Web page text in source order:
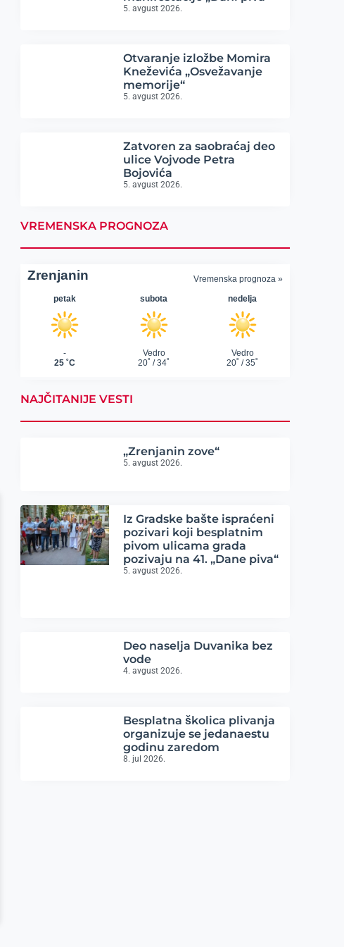
5. avgust 2026.
Otvaranje izložbe Momira
Kneževića „Osvežavanje
memorije“
5. avgust 2026.
Zatvoren za saobraćaj deo
ulice Vojvode Petra
Bojovića
5. avgust 2026.
VREMENSKA PROGNOZA
NAJČITANIJE VESTI
„Zrenjanin zove“
5. avgust 2026.
Iz Gradske bašte ispraćeni
pozivari koji besplatnim
pivom ulicama grada
pozivaju na 41. „Dane piva“
5. avgust 2026.
Deo naselja Duvanika bez
vode
4. avgust 2026.
Besplatna školica plivanja
organizuje se jedanaestu
godinu zaredom
8. jul 2026.